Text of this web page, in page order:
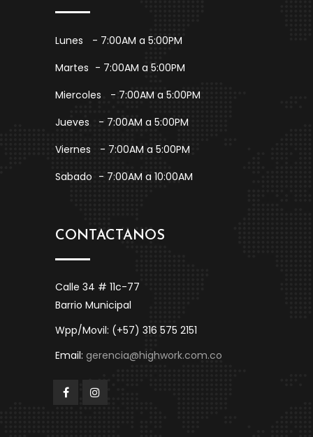
Lunes
- 7:00AM a 5:00PM
Martes - 7:00AM a 5:00PM
Miercoles
- 7:00AM a 5:00PM
Jueves
- 7:00AM a 5:00PM
Viernes
- 7:00AM a 5:00PM
Sabado - 7:00AM a 10:00AM
CONTACTANOS
Calle 34 # 11c-77
Barrio Municipal
Wpp/Movil: (+57) 316 575 2151
Email: gerencia@highwork.com.co